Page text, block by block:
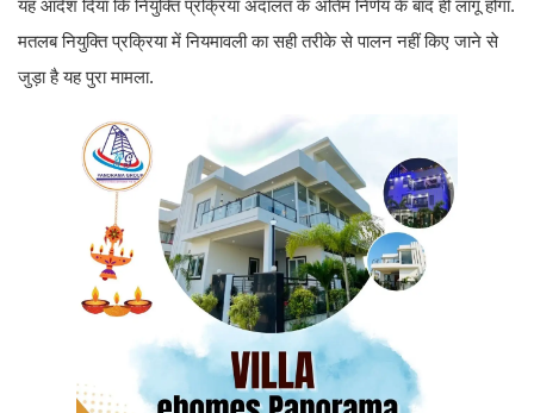
यह आदेश दिया कि नियुक्ति प्रक्रिया अदालत के अंतिम निर्णय के बाद ही लागू होगा.
मतलब नियुक्ति प्रक्रिया में नियमावली का सही तरीके से पालन नहीं किए जाने से
जुड़ा है यह पुरा मामला.